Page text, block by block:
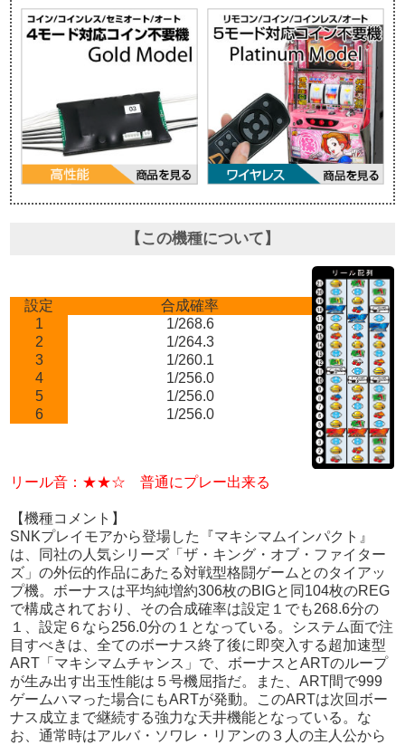
【この機種について】
設定
合成確率
1
1/268.6
2
1/264.3
3
1/260.1
4
1/256.0
5
1/256.0
6
1/256.0
リール音：★★☆ 普通にプレー出来る
【機種コメント】
SNKプレイモアから登場した『マキシマムインパクト』
は、同社の人気シリーズ「ザ・キング・オブ・ファイター
ズ」の外伝的作品にあたる対戦型格闘ゲームとのタイアッ
プ機。ボーナスは平均純増約306枚のBIGと同104枚のREG
で構成されており、その合成確率は設定１でも268.6分の
１、設定６なら256.0分の１となっている。システム面で注
目すべきは、全てのボーナス終了後に即突入する超加速型
ART「マキシマムチャンス」で、ボーナスとARTのループ
が生み出す出玉性能は５号機屈指だ。また、ART間で999
ゲームハマった場合にもARTが発動。このARTは次回ボー
ナス成立まで継続する強力な天井機能となっている。な
お、通常時はアルバ・ソワレ・リアンの３人の主人公から